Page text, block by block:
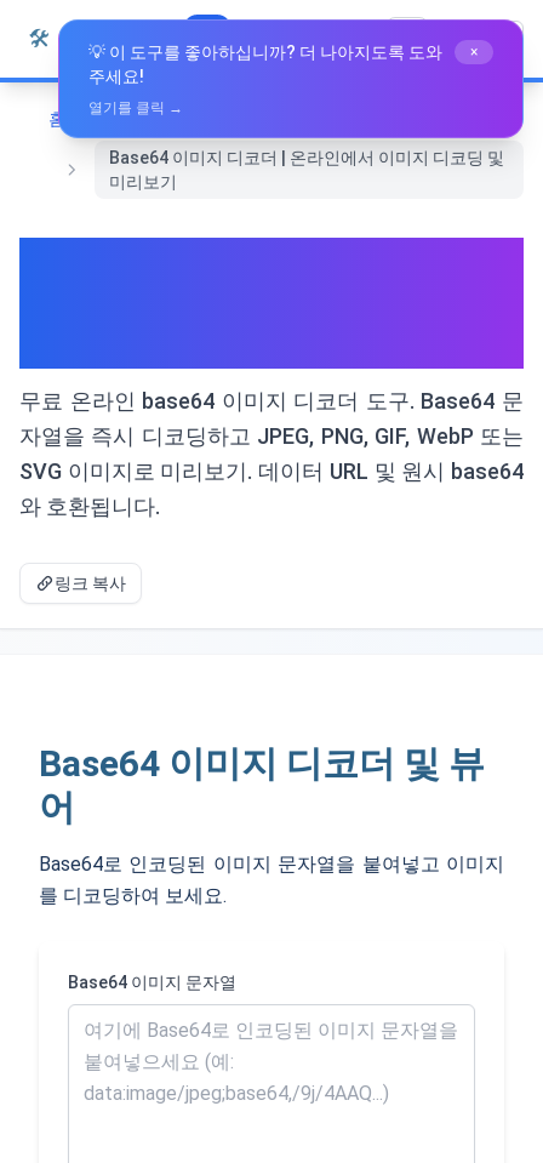
본문으로 건너뛰기
🛠️ Whiz Tools 한국어
홈
변환 도구
Base64 이미지 디코더 | 온라인에서 이미지 디코딩 및
미리보기
무료 온라인 base64 이미지 디코더 도구. Base64 문
자열을 즉시 디코딩하고 JPEG, PNG, GIF, WebP 또는
SVG 이미지로 미리보기. 데이터 URL 및 원시 base64
와 호환됩니다.
링크 복사
Base64 이미지 디코더 및 뷰
어
Base64로 인코딩된 이미지 문자열을 붙여넣고 이미지
를 디코딩하여 보세요.
Base64 이미지 문자열
💡 이 도구를 좋아하십니까? 더 나아지도록 도와
주세요!
×
열기를 클릭 →